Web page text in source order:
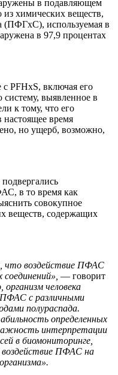
в подавляющем
химических веществ,
(ПФГхС), используемая в
в 97,9 процентах
с PFHxS, включая его
выявленное в
к тому, что его
настоящее время
но ущерб, возможно,
в то время как
совокупное
веществ, содержащих
воздействие ПФАС
— говорит
человека
ПФАС с различными
полураспада.
определенных
интерпретации
в биомониторинге,
воздействие ПФАС на